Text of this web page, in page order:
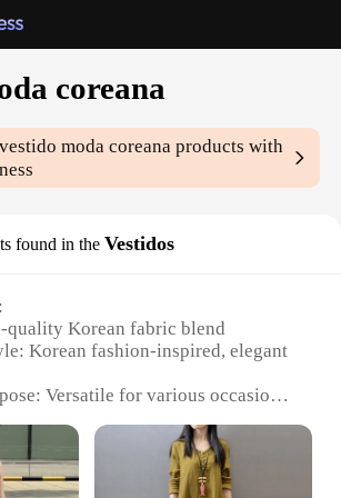
coreana
vestido moda coreana products with
found in the Vestidos
Korean fabric blend
Korean fashion-inspired, elegant
Versatile for various occasions,
Property: Comfortable fit with a
Comes as a complete set,